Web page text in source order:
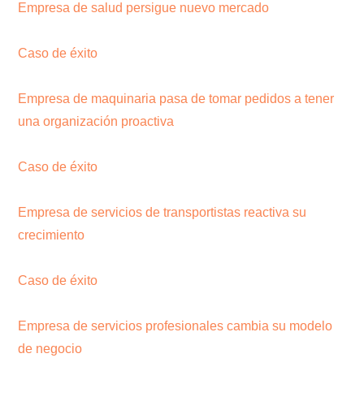
Empresa de salud persigue nuevo mercado
Caso de éxito
Empresa de maquinaria pasa de tomar pedidos a tener
una organización proactiva
Caso de éxito
Empresa de servicios de transportistas reactiva su
crecimiento
Caso de éxito
Empresa de servicios profesionales cambia su modelo
de negocio